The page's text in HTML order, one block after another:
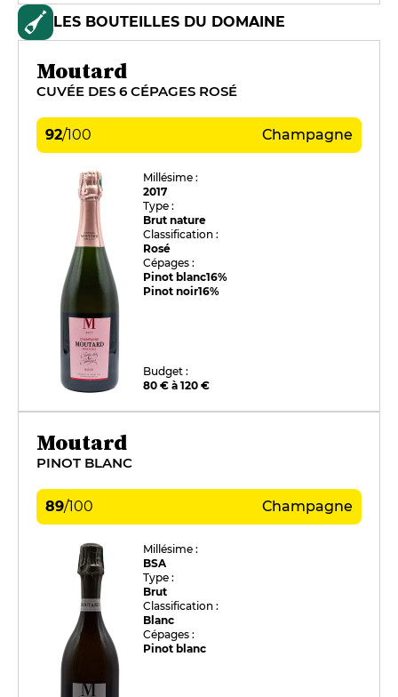
LES BOUTEILLES DU DOMAINE
Moutard
CUVÉE DES 6 CÉPAGES ROSÉ
92/100 Champagne
Millésime :
2017
Type :
Brut nature
Classification :
Rosé
Cépages :
Pinot blanc16%
Pinot noir16%
Budget :
80 € à 120 €
Moutard
PINOT BLANC
89/100 Champagne
Millésime :
BSA
Type :
Brut
Classification :
Blanc
Cépages :
Pinot blanc